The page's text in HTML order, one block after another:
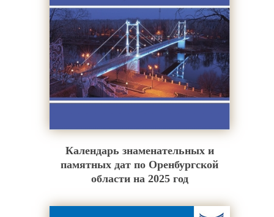
Календарь знаменательных и
памятных дат по Оренбургской
области на 2025 год